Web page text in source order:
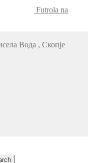
Futrola na
Вода , Скопје